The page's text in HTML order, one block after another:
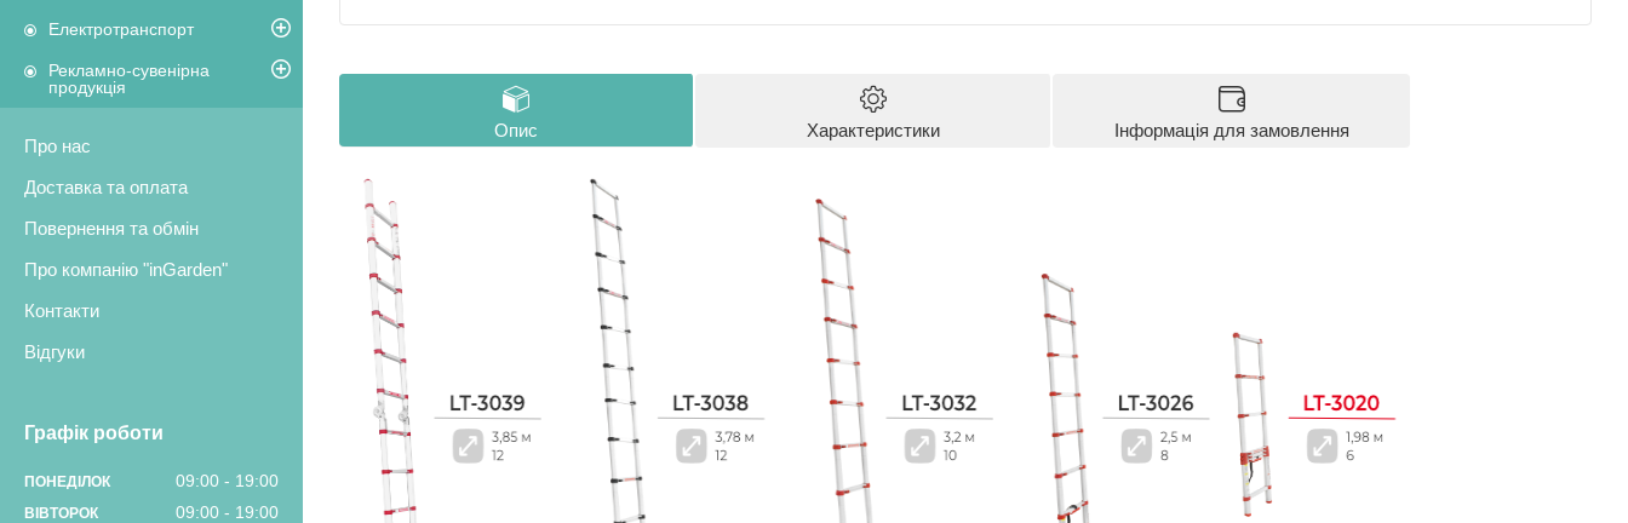
Електротранспорт
Рекламно-сувенірна
продукція
Про нас
Доставка та оплата
Повернення та обмін
Про компанію "inGarden"
Контакти
Відгуки
Графік роботи
ПОНЕДІЛОК 09:00 19:00
ВІВТОРОК 09:00 19:00
Опис Характеристики Інформація для замовлення